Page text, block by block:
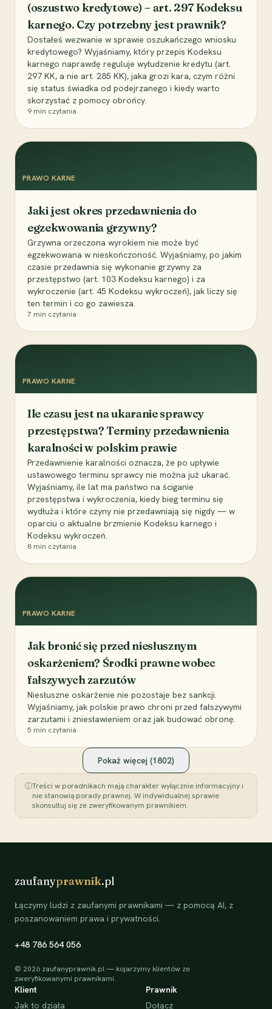
(oszustwo kredytowe) – art. 297 Kodeksu
karnego. Czy potrzebny jest prawnik?
Dostałeś wezwanie w sprawie oszukańczego wniosku
kredytowego? Wyjaśniamy, który przepis Kodeksu
karnego naprawdę reguluje wyłudzenie kredytu (art.
297 KK, a nie art. 285 KK), jaka grozi kara, czym różni
się status świadka od podejrzanego i kiedy warto
skorzystać z pomocy obrońcy.
9 min czytania
PRAWO KARNE
Jaki jest okres przedawnienia do
egzekwowania grzywny?
Grzywna orzeczona wyrokiem nie może być
egzekwowana w nieskończoność. Wyjaśniamy, po jakim
czasie przedawnia się wykonanie grzywny za
przestępstwo (art. 103 Kodeksu karnego) i za
wykroczenie (art. 45 Kodeksu wykroczeń), jak liczy się
ten termin i co go zawiesza.
7 min czytania
PRAWO KARNE
Ile czasu jest na ukaranie sprawcy
przestępstwa? Terminy przedawnienia
karalności w polskim prawie
Przedawnienie karalności oznacza, że po upływie
ustawowego terminu sprawcy nie można już ukarać.
Wyjaśniamy, ile lat ma państwo na ściganie
przestępstwa i wykroczenia, kiedy bieg terminu się
wydłuża i które czyny nie przedawniają się nigdy — w
oparciu o aktualne brzmienie Kodeksu karnego i
Kodeksu wykroczeń.
8 min czytania
PRAWO KARNE
Jak bronić się przed niesłusznym
oskarżeniem? Środki prawne wobec
fałszywych zarzutów
Niesłuszne oskarżenie nie pozostaje bez sankcji.
Wyjaśniamy, jak polskie prawo chroni przed fałszywymi
zarzutami i zniesławieniem oraz jak budować obronę.
5 min czytania
Pokaż więcej (1802)
ⓘTreści w poradnikach mają charakter wyłącznie informacyjny i
nie stanowią porady prawnej. W indywidualnej sprawie
skonsultuj się ze zweryfikowanym prawnikiem.
zaufanyprawnik.pl
Łączymy ludzi z zaufanymi prawnikami — z pomocą AI, z
poszanowaniem prawa i prywatności.
+48 786 564 056
© 2026 zaufanyprawnik.pl — kojarzymy klientów ze
zweryfikowanymi prawnikami.
Klient
Jak to działa
Prawnik
Dołącz